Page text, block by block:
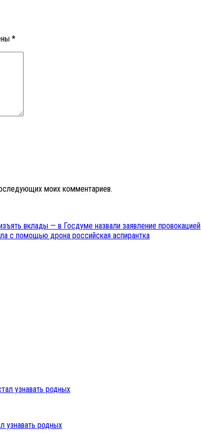
*
моих комментариев.
вклады — в Госдуме назвали заявление провокацией
с помощью дрона российская аспирантка
узнавать родных